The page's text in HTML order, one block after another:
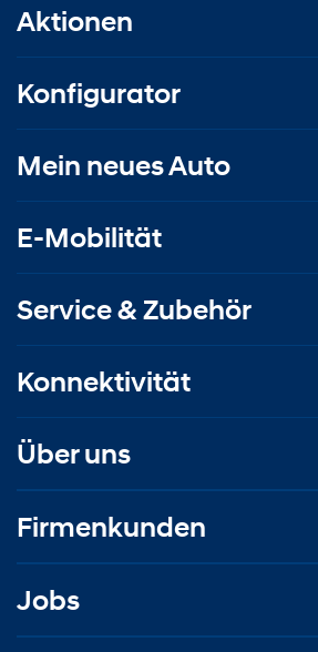
Aktionen
Konfigurator
Mein neues Auto
E-Mobilität
Service & Zubehör
Konnektivität
Über uns
Firmenkunden
Jobs